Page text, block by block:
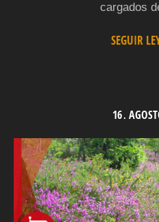
cargados
SEGUIR
16.